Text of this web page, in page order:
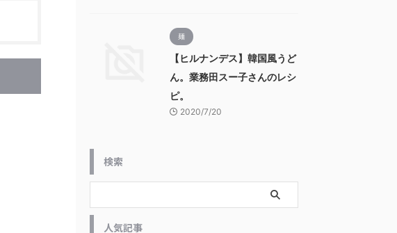
麺
【ヒルナンデス】韓国風うど
ん。業務田スー子さんのレシ
ピ。
2020/7/20
検索
人気記事